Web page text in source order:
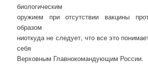
биологическим
оружием при отсутствии вакцины
образом
ниоткуда не следует, что все это
себя
Верховным Главнокомандующим России.